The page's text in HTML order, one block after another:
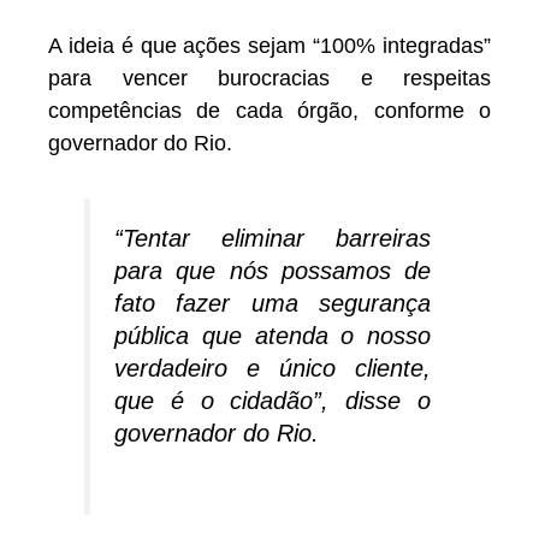
A ideia é que ações sejam “100% integradas”
para vencer burocracias e respeitas
competências de cada órgão, conforme o
governador do Rio.
“Tentar eliminar barreiras
para que nós possamos de
fato fazer uma segurança
pública que atenda o nosso
verdadeiro e único cliente,
que é o cidadão”, disse o
governador do Rio.